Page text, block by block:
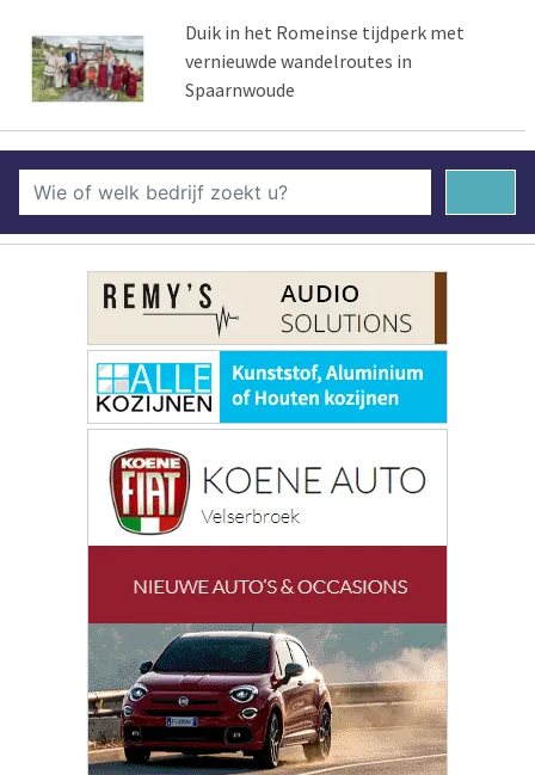
Duik in het Romeinse tijdperk met
vernieuwde wandelroutes in
Spaarnwoude